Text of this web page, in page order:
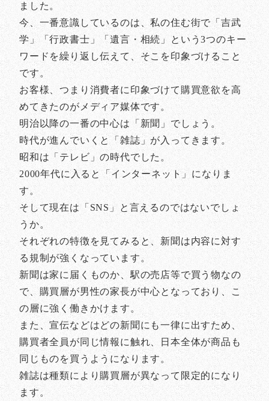
ました。
今、一番意識しているのは、私の住む街で「吉武
学」「行政書士」「遺言・相続」という3つのキー
ワードを繰り返し伝えて、そこを印象づけること
です。
お客様、つまり消費者に印象づけて購買意欲を高
めてきたのがメディア媒体です。
明治以降の一番の中心は「新聞」でしょう。
時代が進んでいくと「雑誌」が入ってきます。
昭和は「テレビ」の時代でした。
2000年代に入ると「インターネット」になりま
す。
そして現在は「SNS」と言えるのではないでしょ
うか。
それぞれの特徴を見てみると、新聞は内容に対す
る規制が強くなっています。
新聞は家に届くものか、駅の売店等で買う物なの
で、購買層が男性の家長が中心となっており、こ
の層に強く働きかけます。
また、宣伝などはどの新聞にも一律に出すため、
購買者全員が同じ情報に触れ、日本全体が商品も
同じものを買うようになります。
雑誌は種類により購買層が異なって限定的になり
ます。